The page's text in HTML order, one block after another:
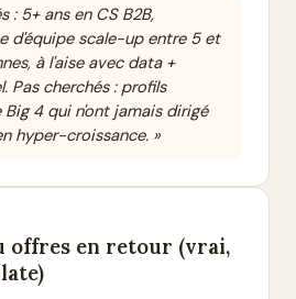
: 5+ ans en CS B2B,
d'équipe scale-up entre 5 et
à l'aise avec data +
Pas cherchés : profils
4 qui n'ont jamais dirigé
hyper-croissance. »
offres en retour (vrai,